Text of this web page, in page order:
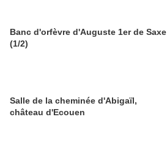
Banc d'orfèvre d'Auguste 1er de Saxe
(1/2)
Salle de la cheminée d'Abigaïl,
château d'Ecouen